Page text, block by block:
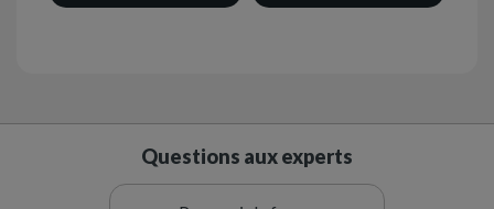
Questions aux experts